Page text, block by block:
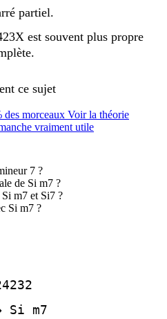
partiel.
est souvent plus propre
ce sujet
des morceaux Voir la théorie
vraiment utile
7 ?
de Si m7 ?
m7 et Si7 ?
Si m7 ?
Si m7